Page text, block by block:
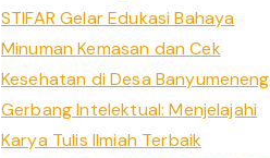
STIFAR Gelar Edukasi Bahaya
Minuman Kemasan dan Cek
Kesehatan di Desa Banyumeneng
Gerbang Intelektual: Menjelajahi
Karya Tulis Ilmiah Terbaik